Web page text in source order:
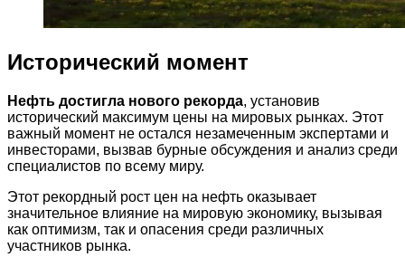
Исторический момент
Нефть достигла нового рекорда, установив
исторический максимум цены на мировых рынках. Этот
важный момент не остался незамеченным экспертами и
инвесторами, вызвав бурные обсуждения и анализ среди
специалистов по всему миру.
Этот рекордный рост цен на нефть оказывает
значительное влияние на мировую экономику, вызывая
как оптимизм, так и опасения среди различных
участников рынка.